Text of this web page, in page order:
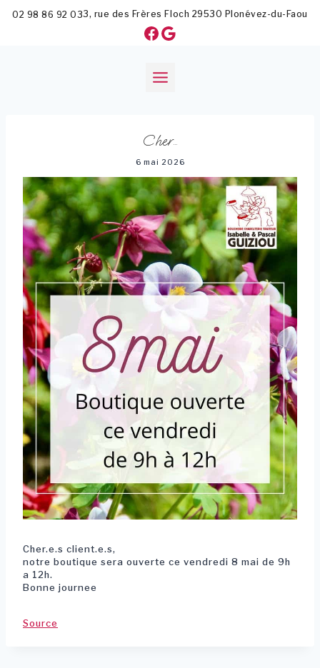
02 98 86 92 033, rue des Frères Floch 29530 Plonévez-du-Faou
Facebook
Google
Cher…
6 mai 2026
Cher.e.s client.e.s,
notre boutique sera ouverte ce vendredi 8 mai de 9h
a 12h.
Bonne journee
Source